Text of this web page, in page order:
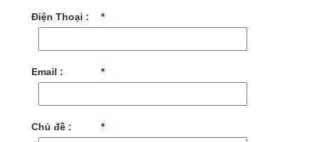
Điện Thoại : *
Email : *
Chủ đề : *